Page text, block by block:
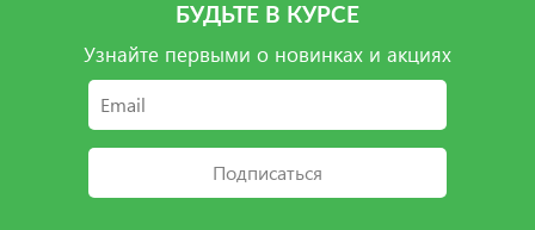
БУДЬТЕ В КУРСЕ
Узнайте первыми о новинках и акциях
Подписаться